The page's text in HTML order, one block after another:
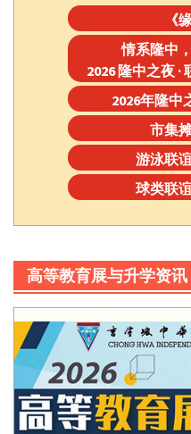
《
情系隆中
2026 隆中之夜
2026年隆中
市集
游泳联
球类联
高等教育展与升学资讯